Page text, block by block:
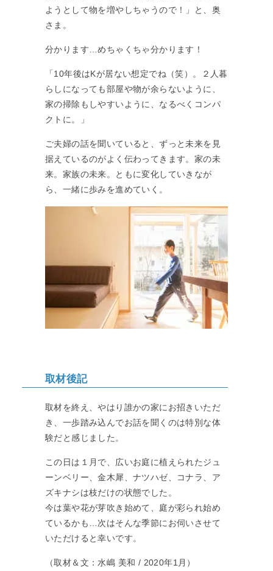
ようとして物を増やしちゃうので！」と、奥
さま。
分かります…めちゃくちゃ分かります！
「10年後はKが居ない想定でね（笑）。２人暮
らしになっても部屋や物が余らないように、
家の掃除もしやすいように、なるべくコンパ
クトに。」
ご夫婦の話を聞いていると、ずっと未来を見
据えているのがよく伝わってきます。家の未
来。家族の未来。ともに変化していきなが
ら、一緒に歩みを進めていく。
取材後記
取材を終え、やはり誰かの家にお招きいただ
き、一歩踏み込んでお話を聞くのは特別な体
験だと感じました。
この日は１月で、広いお庭に植えられたジュ
ーンベリー、金木犀、ナツハゼ、コナラ、ア
ズキナシは枝だけの状態でした。
今は葉や花が芽吹き始めて、庭が彩られ始め
ているかも…次はそんな季節にお伺いさせて
いただけると幸いです。
（取材＆文：水嶋 美和 / 2020年1月）